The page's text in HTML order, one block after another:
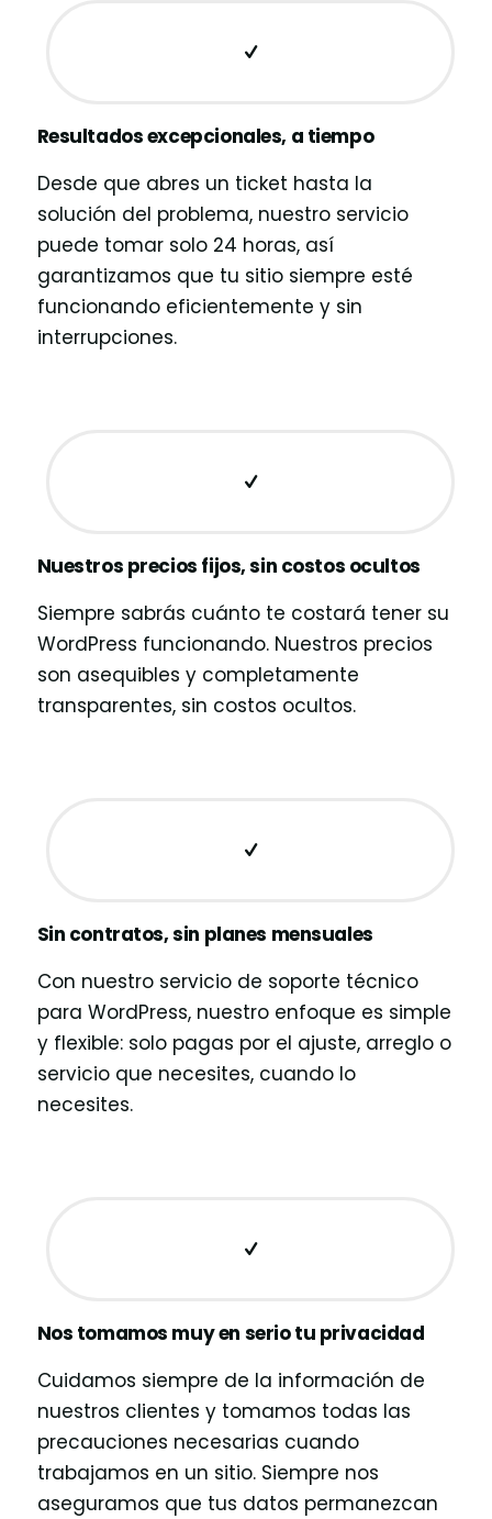
Resultados excepcionales, a tiempo
Desde que abres un ticket hasta la
solución del problema, nuestro servicio
puede tomar solo 24 horas, así
garantizamos que tu sitio siempre esté
funcionando eficientemente y sin
interrupciones.
Nuestros precios fijos, sin costos ocultos
Siempre sabrás cuánto te costará tener su
WordPress funcionando. Nuestros precios
son asequibles y completamente
transparentes, sin costos ocultos.
Sin contratos, sin planes mensuales
Con nuestro servicio de soporte técnico
para WordPress, nuestro enfoque es simple
y flexible: solo pagas por el ajuste, arreglo o
servicio que necesites, cuando lo
necesites.
Nos tomamos muy en serio tu privacidad
Cuidamos siempre de la información de
nuestros clientes y tomamos todas las
precauciones necesarias cuando
trabajamos en un sitio. Siempre nos
aseguramos que tus datos permanezcan